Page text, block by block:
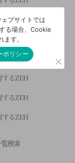
るZEH
るZEH
るZEH
するZEH
するZEH
するZEH
検索
ブサイトでは
る場合、Cookie
す。
ポリシー